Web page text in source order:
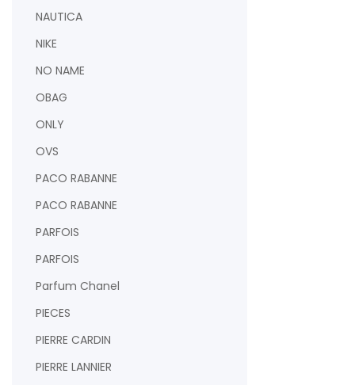
NAUTICA
NIKE
NO NAME
OBAG
ONLY
OVS
PACO RABANNE
PACO RABANNE
PARFOIS
PARFOIS
Parfum Chanel
PIECES
PIERRE CARDIN
PIERRE LANNIER